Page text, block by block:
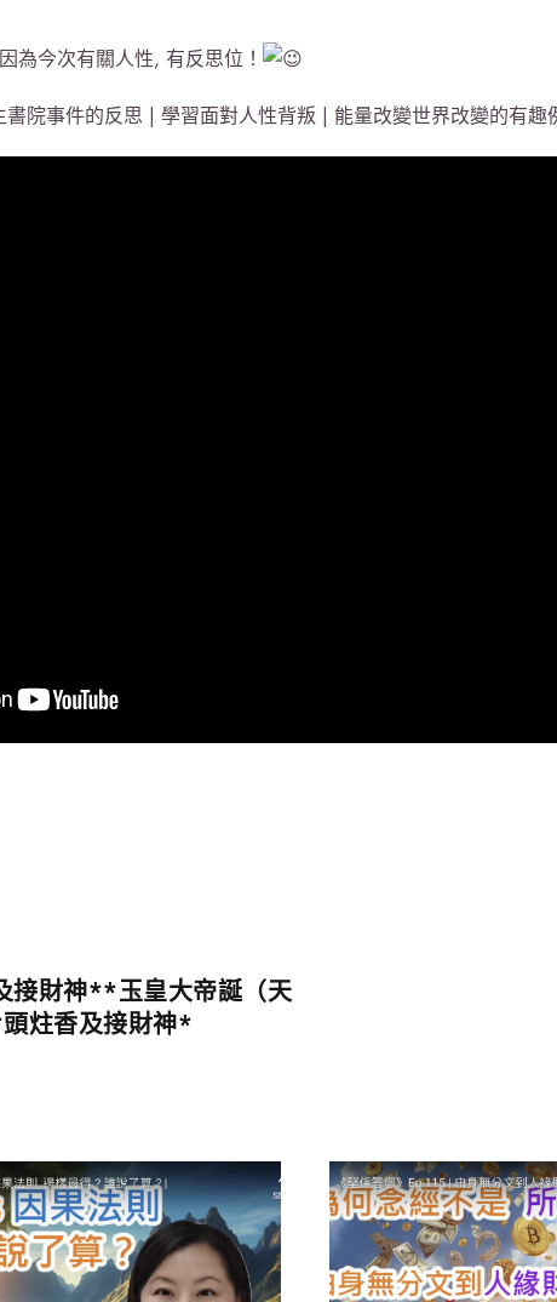
因為今次有關人性, 有反思位！
書院事件的反思 | 學習面對人性背叛 | 能量改變世界改變的有
接財神**玉皇大帝誕（天
炷香及接財神*